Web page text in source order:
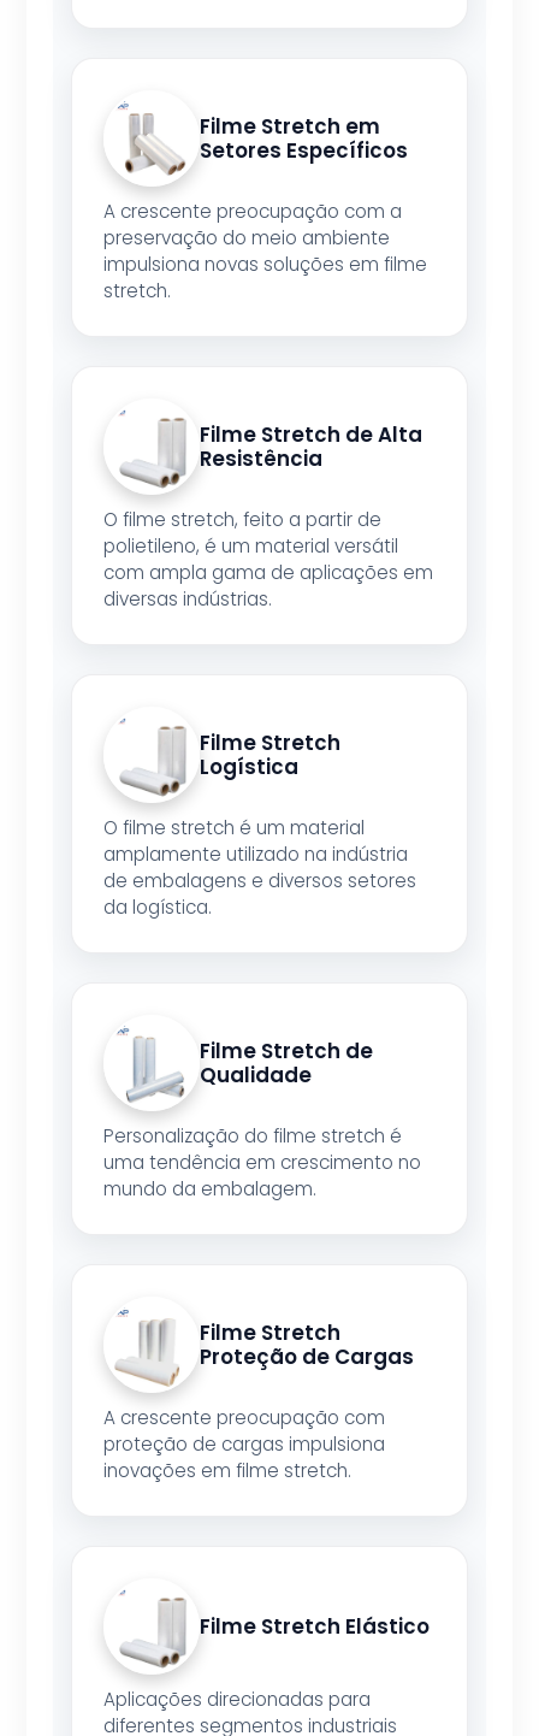
Filme Stretch em
Setores Específicos
A crescente preocupação com a
preservação do meio ambiente
impulsiona novas soluções em filme
stretch.
Filme Stretch de Alta
Resistência
O filme stretch, feito a partir de
polietileno, é um material versátil
com ampla gama de aplicações em
diversas indústrias.
Filme Stretch
Logística
O filme stretch é um material
amplamente utilizado na indústria
de embalagens e diversos setores
da logística.
Filme Stretch de
Qualidade
Personalização do filme stretch é
uma tendência em crescimento no
mundo da embalagem.
Filme Stretch
Proteção de Cargas
A crescente preocupação com
proteção de cargas impulsiona
inovações em filme stretch.
Filme Stretch Elástico
Aplicações direcionadas para
diferentes segmentos industriais